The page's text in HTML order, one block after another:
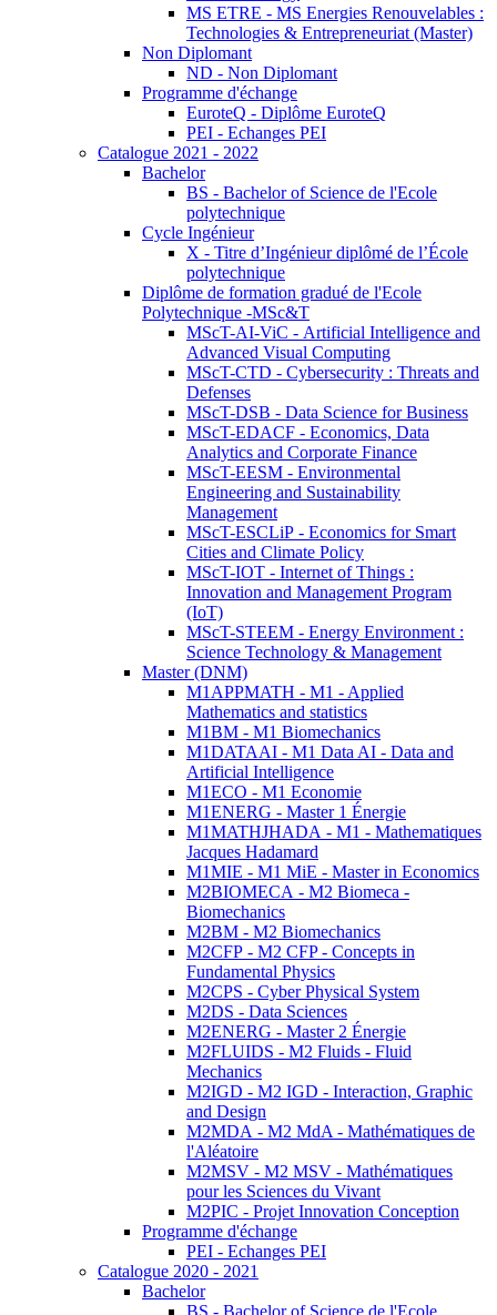
MS ETRE - MS Energies Renouvelables :
Technologies & Entrepreneuriat (Master)
Non Diplomant
ND - Non Diplomant
Programme d'échange
EuroteQ - Diplôme EuroteQ
PEI - Echanges PEI
Catalogue 2021 - 2022
Bachelor
BS - Bachelor of Science de l'Ecole
polytechnique
Cycle Ingénieur
X - Titre d’Ingénieur diplômé de l’École
polytechnique
Diplôme de formation gradué de l'Ecole
Polytechnique -MSc&T
MScT-AI-ViC - Artificial Intelligence and
Advanced Visual Computing
MScT-CTD - Cybersecurity : Threats and
Defenses
MScT-DSB - Data Science for Business
MScT-EDACF - Economics, Data
Analytics and Corporate Finance
MScT-EESM - Environmental
Engineering and Sustainability
Management
MScT-ESCLiP - Economics for Smart
Cities and Climate Policy
MScT-IOT - Internet of Things :
Innovation and Management Program
(IoT)
MScT-STEEM - Energy Environment :
Science Technology & Management
Master (DNM)
M1APPMATH - M1 - Applied
Mathematics and statistics
M1BM - M1 Biomechanics
M1DATAAI - M1 Data AI - Data and
Artificial Intelligence
M1ECO - M1 Economie
M1ENERG - Master 1 Énergie
M1MATHJHADA - M1 - Mathematiques
Jacques Hadamard
M1MIE - M1 MiE - Master in Economics
M2BIOMECA - M2 Biomeca -
Biomechanics
M2BM - M2 Biomechanics
M2CFP - M2 CFP - Concepts in
Fundamental Physics
M2CPS - Cyber Physical System
M2DS - Data Sciences
M2ENERG - Master 2 Énergie
M2FLUIDS - M2 Fluids - Fluid
Mechanics
M2IGD - M2 IGD - Interaction, Graphic
and Design
M2MDA - M2 MdA - Mathématiques de
l'Aléatoire
M2MSV - M2 MSV - Mathématiques
pour les Sciences du Vivant
M2PIC - Projet Innovation Conception
Programme d'échange
PEI - Echanges PEI
Catalogue 2020 - 2021
Bachelor
BS - Bachelor of Science de l'Ecole